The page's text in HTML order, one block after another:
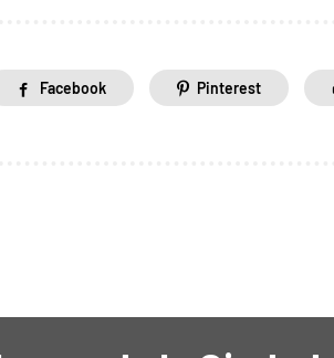
Facebook Pinterest